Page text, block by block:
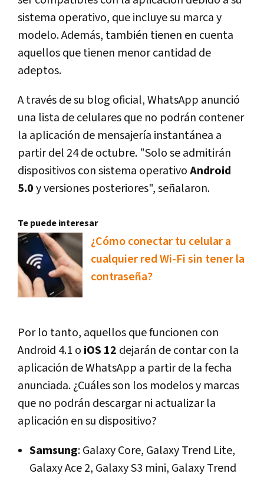
sistema operativo, que incluye su marca y
modelo. Además, también tienen en cuenta
aquellos que tienen menor cantidad de
adeptos.
A través de su blog oficial, WhatsApp anunció
una lista de celulares que no podrán contener
la aplicación de mensajería instantánea a
partir del 24 de octubre. "Solo se admitirán
dispositivos con sistema operativoAndroid
5.0y versiones posteriores", señalaron.
Te puede interesar
¿Cómo conectar tu celular a
cualquier red Wi-Fi sin tener la
contraseña?
Por lo tanto, aquellos que funcionen con
Android 4.1 o iOS 12 dejarán de contar con la
aplicación de WhatsApp a partir de la fecha
anunciada. ¿Cuáles son los modelos y marcas
que no podrán descargar ni actualizar la
aplicación en su dispositivo?
Samsung: Galaxy Core, Galaxy Trend Lite,
Galaxy Ace 2, Galaxy S3 mini, Galaxy Trend